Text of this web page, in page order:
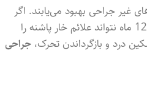
غیر جراحی بهبود می‌یابند. اگر
درمان محافظه کارانه بعد از 9 تا 12 ماه نتواند علائم خار پاشنه را
درد و بازگرداندن تحرک، جراحی